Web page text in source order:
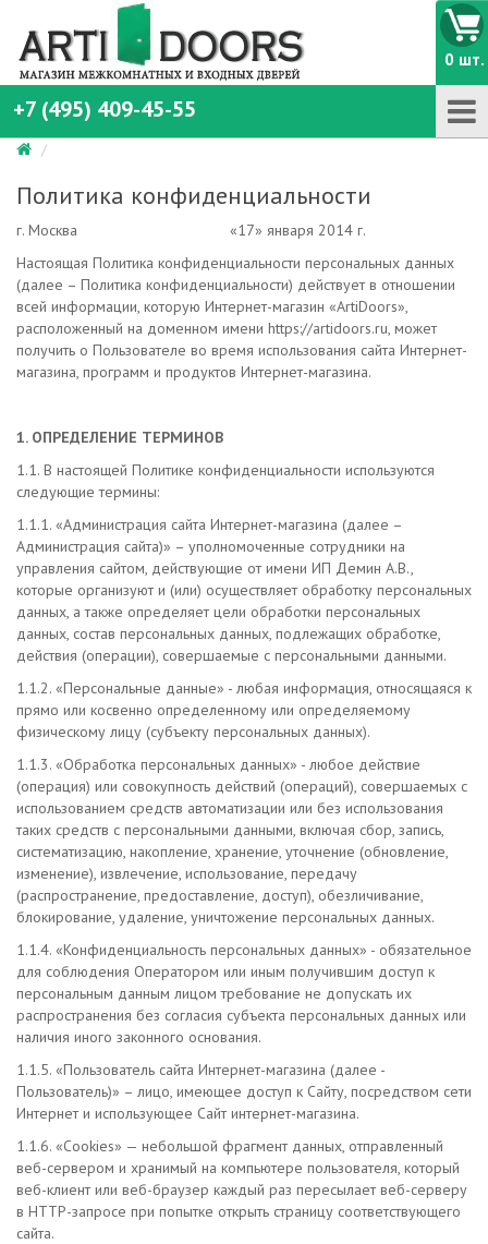
+7 (495) 409-45-55
0 шт.
Политика конфиденциальности
г. Москва «17» января 2014 г.
Настоящая Политика конфиденциальности персональных данных
(далее – Политика конфиденциальности) действует в отношении
всей информации, которую Интернет-магазин «ArtiDoors»,
расположенный на доменном имени https://artidoors.ru, может
получить о Пользователе во время использования сайта Интернет-
магазина, программ и продуктов Интернет-магазина.
1. ОПРЕДЕЛЕНИЕ ТЕРМИНОВ
1.1. В настоящей Политике конфиденциальности используются
следующие термины:
1.1.1. «Администрация сайта Интернет-магазина (далее –
Администрация сайта)» – уполномоченные сотрудники на
управления сайтом, действующие от имени ИП Демин А.В.,
которые организуют и (или) осуществляет обработку персональных
данных, а также определяет цели обработки персональных
данных, состав персональных данных, подлежащих обработке,
действия (операции), совершаемые с персональными данными.
1.1.2. «Персональные данные» - любая информация, относящаяся к
прямо или косвенно определенному или определяемому
физическому лицу (субъекту персональных данных).
1.1.3. «Обработка персональных данных» - любое действие
(операция) или совокупность действий (операций), совершаемых с
использованием средств автоматизации или без использования
таких средств с персональными данными, включая сбор, запись,
систематизацию, накопление, хранение, уточнение (обновление,
изменение), извлечение, использование, передачу
(распространение, предоставление, доступ), обезличивание,
блокирование, удаление, уничтожение персональных данных.
1.1.4. «Конфиденциальность персональных данных» - обязательное
для соблюдения Оператором или иным получившим доступ к
персональным данным лицом требование не допускать их
распространения без согласия субъекта персональных данных или
наличия иного законного основания.
1.1.5. «Пользователь сайта Интернет-магазина (далее -
Пользователь)» – лицо, имеющее доступ к Сайту, посредством сети
Интернет и использующее Сайт интернет-магазина.
1.1.6. «Cookies» — небольшой фрагмент данных, отправленный
веб-сервером и хранимый на компьютере пользователя, который
веб-клиент или веб-браузер каждый раз пересылает веб-серверу
в HTTP-запросе при попытке открыть страницу соответствующего
сайта.